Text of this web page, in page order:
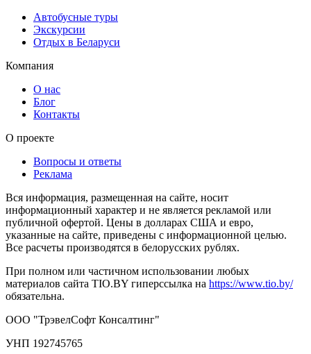
Автобусные туры
Экскурсии
Отдых в Беларуси
Компания
О нас
Блог
Контакты
О проекте
Вопросы и ответы
Реклама
Вся информация, размещенная на сайте, носит
информационный характер и не является рекламой или
публичной офертой. Цены в долларах США и евро,
указанные на сайте, приведены с информационной целью.
Все расчеты производятся в белорусских рублях.
При полном или частичном использовании любых
материалов сайта TIO.BY гиперссылка на https://www.tio.by/
обязательна.
ООО "ТрэвелСофт Консалтинг"
УНП 192745765